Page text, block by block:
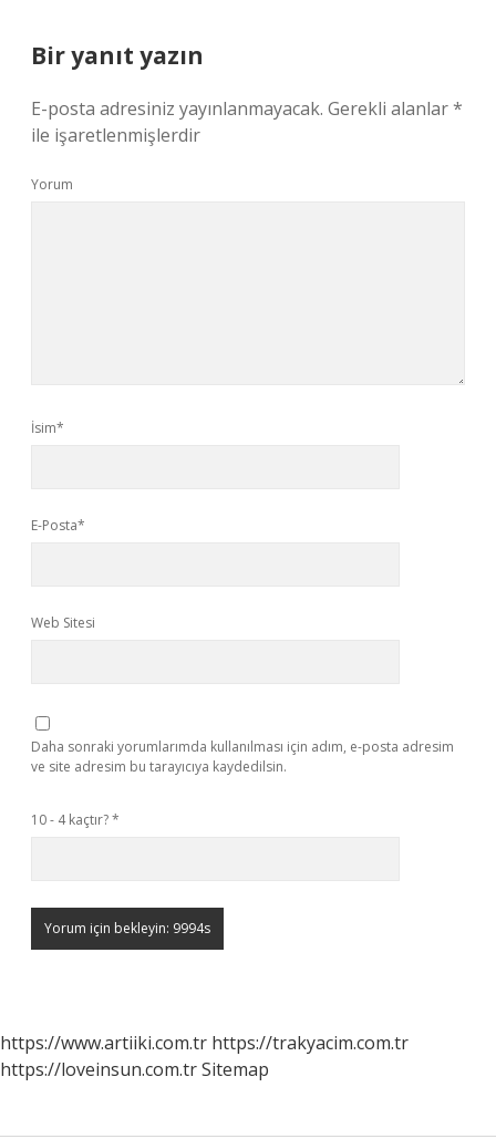
Bir yanıt yazın
E-posta adresiniz yayınlanmayacak. Gerekli alanlar*
ile işaretlenmişlerdir
Yorum
İsim*
E-Posta*
Web Sitesi
Daha sonraki yorumlarımda kullanılması için adım, e-posta adresim
ve site adresim bu tarayıcıya kaydedilsin.
10 - 4 kaçtır?*
https://www.artiiki.com.tr https://trakyacim.com.tr
https://loveinsun.com.trSitemap